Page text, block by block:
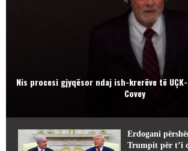
Nis procesi gjyqësor ndaj ish-krerëve të
Covey
Erdogani
Trumpit për t’i